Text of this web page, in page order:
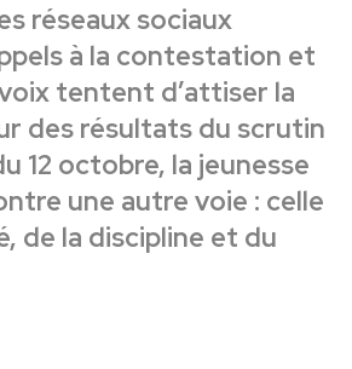
réseaux sociaux
à la contestation et
tentent d’attiser la
des résultats du scrutin
12 octobre, la jeunesse
une autre voie : celle
de la discipline et du